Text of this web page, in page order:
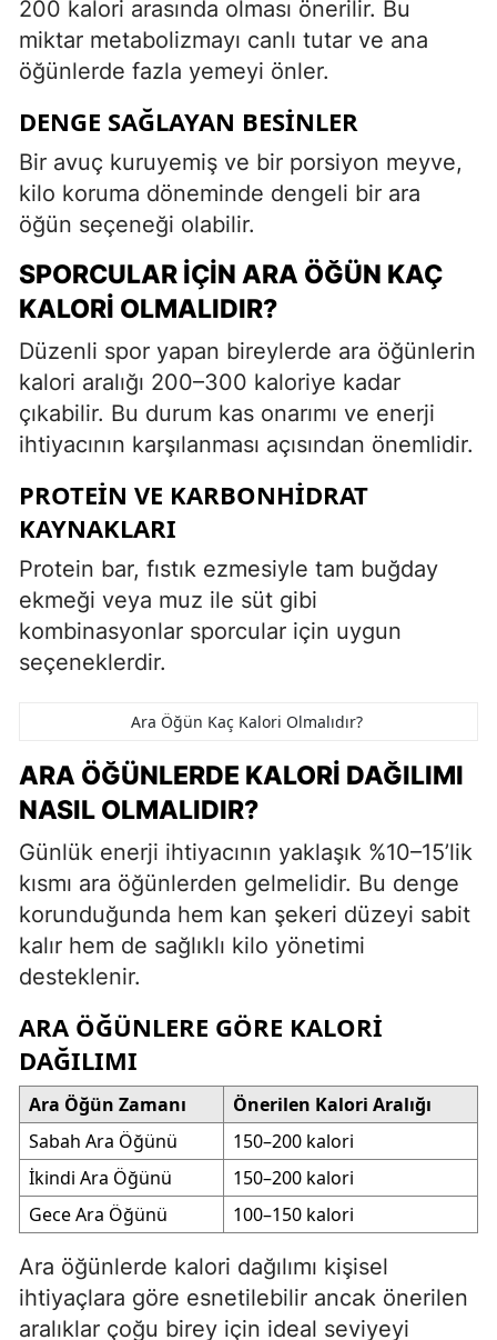
200 kalori arasında olması önerilir. Bu
miktar metabolizmayı canlı tutar ve ana
öğünlerde fazla yemeyi önler.
DENGE SAĞLAYAN BESINLER
Bir avuç kuruyemiş ve bir porsiyon meyve,
kilo koruma döneminde dengeli bir ara
öğün seçeneği olabilir.
SPORCULAR İÇIN ARA ÖĞÜN KAÇ
KALORI OLMALIDIR?
Düzenli spor yapan bireylerde ara öğünlerin
kalori aralığı 200–300 kaloriye kadar
çıkabilir. Bu durum kas onarımı ve enerji
ihtiyacının karşılanması açısından önemlidir.
PROTEIN VE KARBONHIDRAT
KAYNAKLARI
Protein bar, fıstık ezmesiyle tam buğday
ekmeği veya muz ile süt gibi
kombinasyonlar sporcular için uygun
seçeneklerdir.
Ara Öğün Kaç Kalori Olmalıdır?
ARA ÖĞÜNLERDE KALORI DAĞILIMI
NASIL OLMALIDIR?
Günlük enerji ihtiyacının yaklaşık %10–15’lik
kısmı ara öğünlerden gelmelidir. Bu denge
korunduğunda hem kan şekeri düzeyi sabit
kalır hem de sağlıklı kilo yönetimi
desteklenir.
ARA ÖĞÜNLERE GÖRE KALORI
DAĞILIMI
Ara Öğün Zamanı
Önerilen Kalori Aralığı
Sabah Ara Öğünü
150–200 kalori
İkindi Ara Öğünü
150–200 kalori
Gece Ara Öğünü
100–150 kalori
Ara öğünlerde kalori dağılımı kişisel
ihtiyaçlara göre esnetilebilir ancak önerilen
aralıklar çoğu birey için ideal seviyeyi